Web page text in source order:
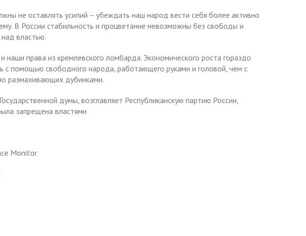
не оставлять усилий – убеждать наш народ вести себя более активно
В России стабильность и процветание невозможны без свободы и
властью.
наши права из кремлевского ломбарда. Экономического роста гораздо
с помощью свободного народа, работающего руками и головой, чем с
размахивающих дубинками.
думы, возглавляет Республиканскую партию России,
запрещена властями
Monitor